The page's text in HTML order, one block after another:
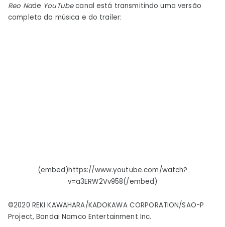
Reo Nade YouTubecanal está transmitindo uma versão
completa da música e do trailer:
(embed)https://www.youtube.com/watch?
v=a3ERW2Vv958(/embed)
©2020 REKI KAWAHARA/KADOKAWA CORPORATION/SAO-P
Project, Bandai Namco Entertainment Inc.